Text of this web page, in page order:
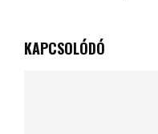
KAPCSOLÓDÓ